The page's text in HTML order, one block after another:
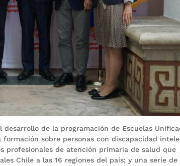
de la programación de Escuelas
sobre personas con discapacidad
profesionales de atención primaria de salud que
Chile a las 16 regiones del país; y una serie de